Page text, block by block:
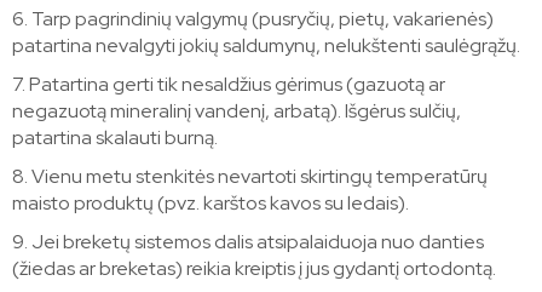
6. Tarp pagrindinių valgymų (pusryčių, pietų, vakarienės)
patartina nevalgyti jokių saldumynų, nelukštenti saulėgrąžų.
7. Patartina gerti tik nesaldžius gėrimus (gazuotą ar
negazuotą mineralinį vandenį, arbatą). Išgėrus sulčių,
patartina skalauti burną.
8. Vienu metu stenkitės nevartoti skirtingų temperatūrų
maisto produktų (pvz. karštos kavos su ledais).
9. Jei breketų sistemos dalis atsipalaiduoja nuo danties
(žiedas ar breketas) reikia kreiptis į jus gydantį ortodontą.